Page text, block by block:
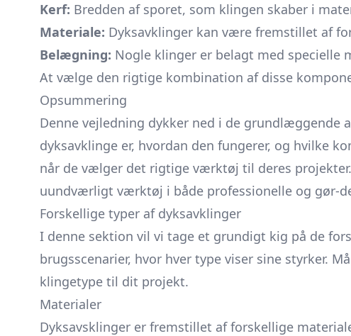
Kerf: Bredden af sporet, som klingen skaber i
Materiale: Dyksavklinger kan være fremstillet af
Belægning: Nogle klinger er belagt med specielle
At vælge den rigtige kombination af disse
Opsummering
Denne vejledning dykker ned i de grundlæggende
dyksavklinge er, hvordan den fungerer, og hvilke
når de vælger det rigtige værktøj til deres
uundværligt værktøj i både professionelle og gør-
Forskellige typer af dyksavklinger
I denne sektion vil vi tage et grundigt kig på de
brugsscenarier, hvor hver type viser sine styrker.
klingetype til dit projekt.
Materialer
Dyksavsklinger er fremstillet af forskellige